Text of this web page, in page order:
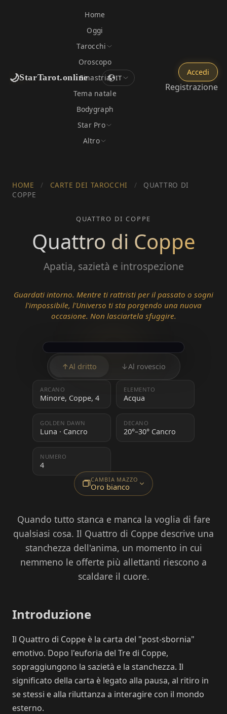
🌙StarTarot.online
Home
Oggi
Tarocchi
Oroscopo
Sinastria
Tema natale
Bodygraph
Star Pro
Altro
IT
Accedi
Registrazione
HOME / CARTE DEI TAROCCHI /
QUATTRO DI
COPPE
QUATTRO DI COPPE
Quattro di Coppe
Apatia, sazietà e introspezione
Guardati intorno. Mentre ti rattristi per il passato o sogni
l'impossibile, l'Universo ti sta porgendo una nuova
occasione. Non lasciartela sfuggire.
↑Al dritto ↓Al rovescio
ARCANO
Minore, Coppe, 4
ELEMENTO
Acqua
GOLDEN DAWN
Luna · Cancro
DECANO
20°–30° Cancro
NUMERO
4
CAMBIA MAZZO
Oro bianco
Quando tutto stanca e manca la voglia di fare
qualsiasi cosa. Il Quattro di Coppe descrive una
stanchezza dell'anima, un momento in cui
nemmeno le offerte più allettanti riescono a
scaldare il cuore.
Introduzione
Il Quattro di Coppe è la carta del "post-sbornia"
emotivo. Dopo l'euforia del Tre di Coppe,
sopraggiungono la sazietà e la stanchezza. Il
significato della carta è legato alla pausa, al ritiro in
se stessi e alla riluttanza a interagire con il mondo
esterno.